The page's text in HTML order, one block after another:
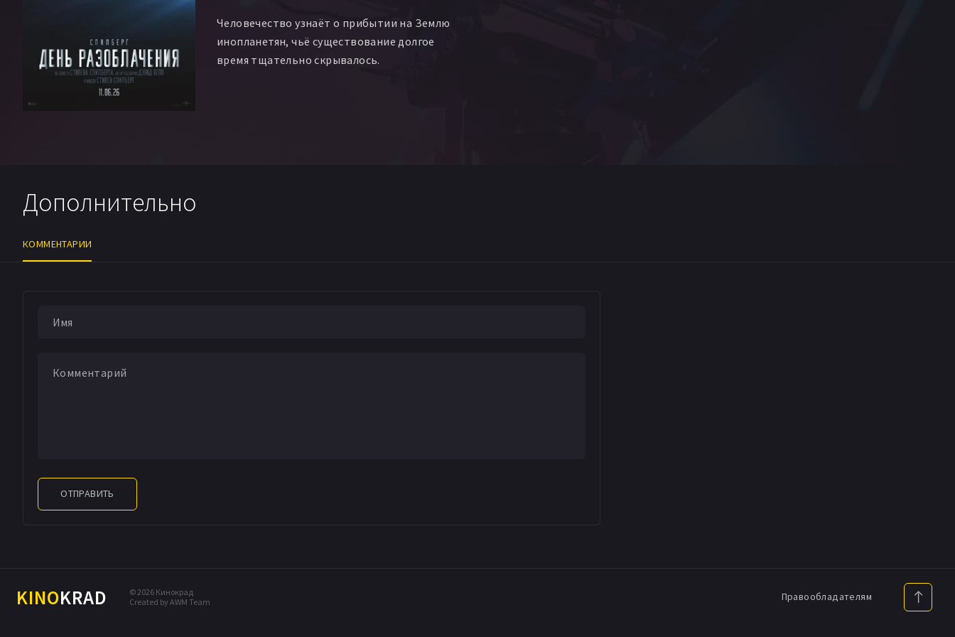
Человечество узнаёт о прибытии на Землю
инопланетян, чьё существование долгое
время тщательно скрывалось.
Дополнительно
КОММЕНТАРИИ
ОТПРАВИТЬ
KINOKRAD
© 2026 Кинокрад
Created by AWM Team
Правообладателям